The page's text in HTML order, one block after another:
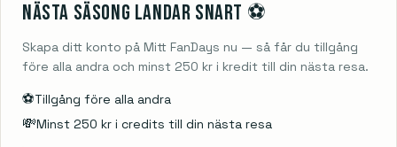
FLYG + BILJETT HOTELL + BILJETT
4. sep. 2026– 7. sep. 2026
PREMIERSHIP (DEN BEDSTE SKOTSKE FODBOLDRÆKKE)
Nästa säsong landar snart ⚽️
Skapa ditt konto på Mitt FanDays nu — så får du tillgång
före alla andra och minst 250 kr i kredit till din nästa resa.
⚽️Tillgång före alla andra
💸Minst 250 kr i credits till din nästa resa